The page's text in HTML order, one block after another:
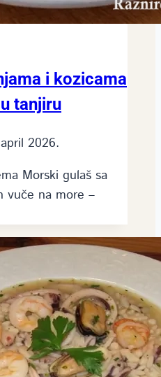
i kozicama
tanjiru
2026.
Morski gulaš sa
vuče na more –